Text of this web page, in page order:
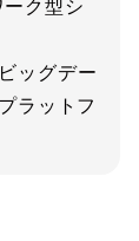
ク型シ
ッグデー
ラットフ